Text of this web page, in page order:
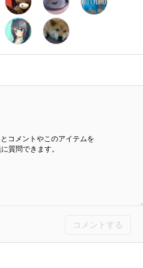
コメントやこのアイテムを
質問できます。
コメントする